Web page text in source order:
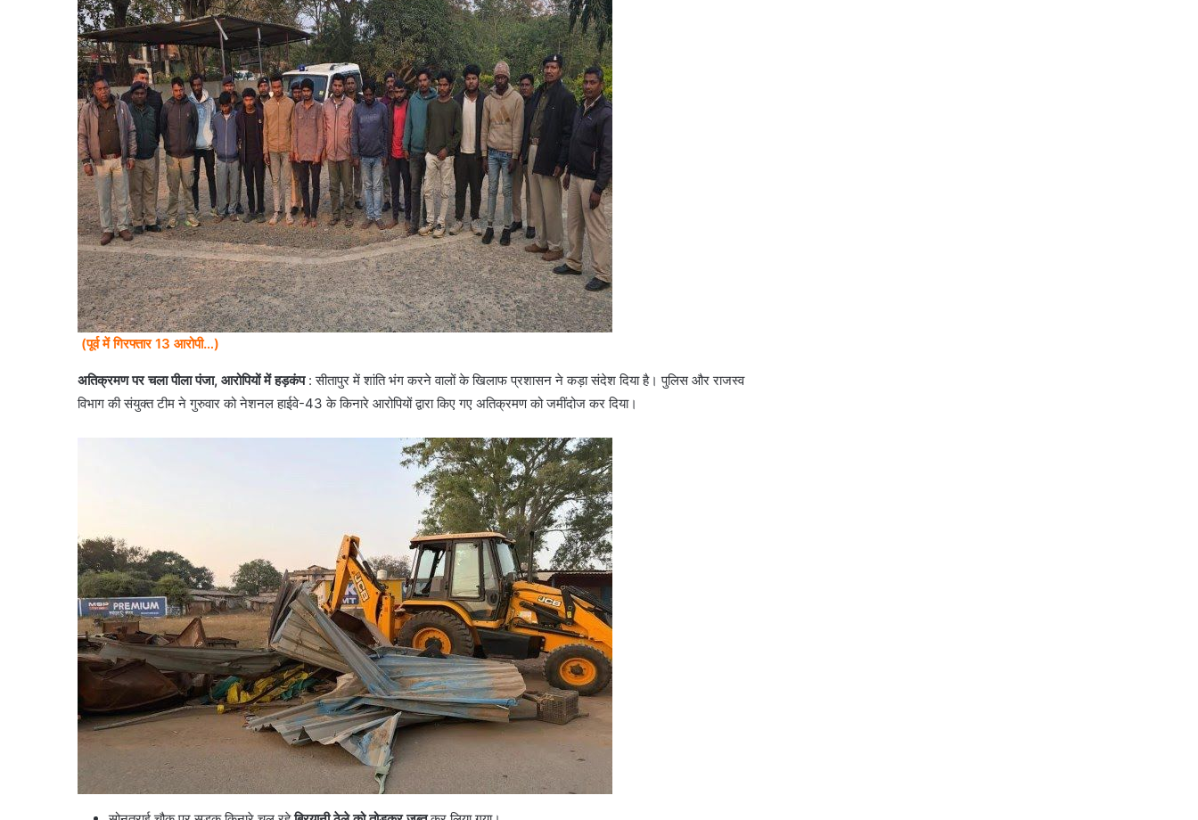
(पूर्व में गिरफ्तार 13 आरोपी…)
अतिक्रमण पर चला पीला पंजा, आरोपियों में हड़कंप: सीतापुर में शांति भंग करने वालों के खिलाफ प्रशासन ने कड़ा संदेश दिया है। पुलिस और राजस्व
विभाग की संयुक्त टीम ने गुरुवार को नेशनल हाईवे-43 के किनारे आरोपियों द्वारा किए गए अतिक्रमण को जमींदोज कर दिया।